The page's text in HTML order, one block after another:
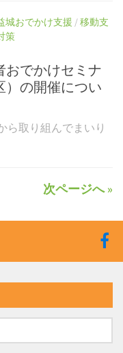
城おでかけ支援 /移動支
策
おでかけセミナ
）の開催につい
ら取り組んでまいり
次ページへ »